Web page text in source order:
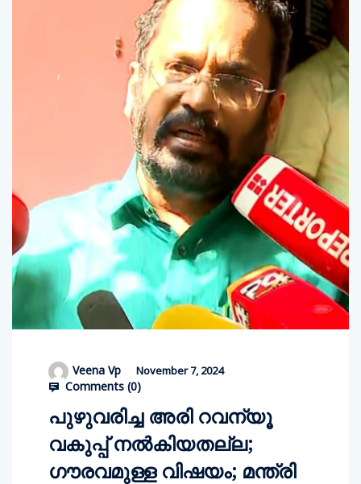
Veena Vp November 7, 2024
Comments (0)
പുഴുവരിച്ച അരി റവന്യൂ
വകുപ്പ് നല്‍കിയതല്ല;
ഗൗരവമുള്ള വിഷയം; മന്ത്രി